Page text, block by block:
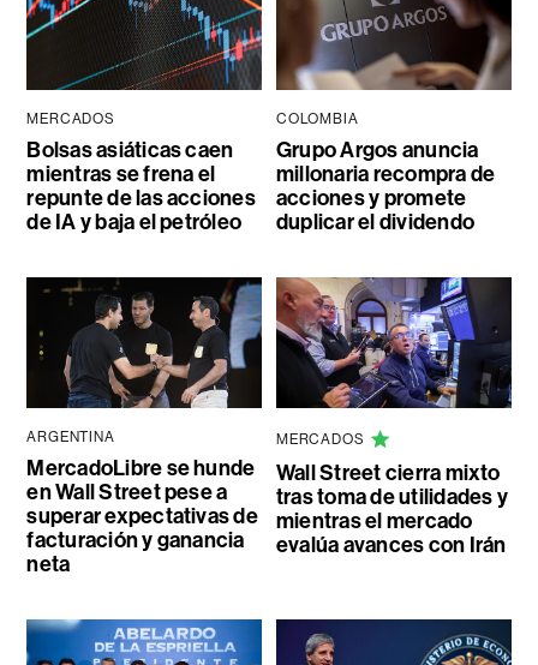
MERCADOS
Bolsas asiáticas caen
mientras se frena el
repunte de las acciones
de IA y baja el petróleo
COLOMBIA
Grupo Argos anuncia
millonaria recompra de
acciones y promete
duplicar el dividendo
ARGENTINA
MercadoLibre se hunde
en Wall Street pese a
superar expectativas de
facturación y ganancia
neta
MERCADOS
Wall Street cierra mixto
tras toma de utilidades y
mientras el mercado
evalúa avances con Irán